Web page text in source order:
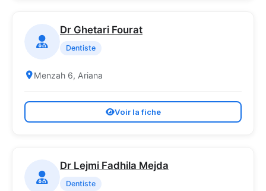
Dr Ghetari Fourat
Dentiste
Menzah 6, Ariana
Voir la fiche
Dr Lejmi Fadhila Mejda
Dentiste